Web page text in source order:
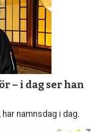
– i dag ser han
namnsdag i dag.